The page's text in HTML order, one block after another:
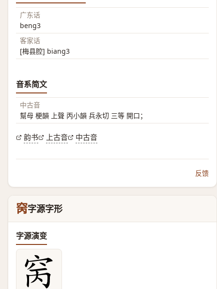
广东话
beng3
客家话
[梅县腔] biang3
音系简文
中古音
幫母 梗韻 上聲 丙小韻 兵永切 三等 開口；
韵书 上古音 中古音
反馈
窉字源字形
字源演变